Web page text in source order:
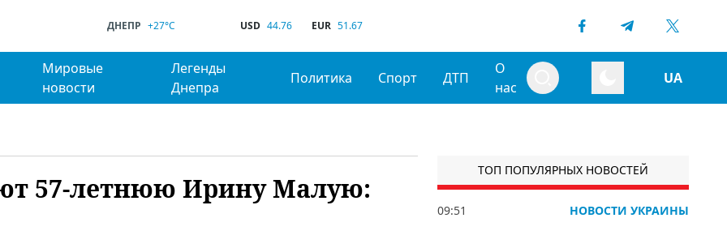
ДНЕПР +27°C USD 44.76 EUR 51.67
Мировые
новости
Легенды
Днепра
Политика Спорт ДТП
О
нас
UA
57-летнюю Ирину Малую:
ТОП ПОПУЛЯРНЫХ НОВОСТЕЙ
09:51 НОВОСТИ УКРАИНЫ